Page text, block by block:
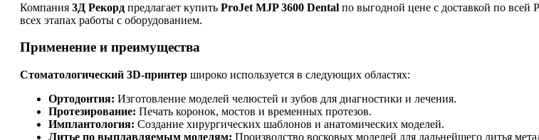
Компания 3Д Рекорд предлагает купить ProJet MJP 3600 Dental по выгодной цене с доставкой по
всех этапах работы с оборудованием.
Применение и преимущества
Стоматологический 3D-принтер широко используется в следующих областях:
Ортодонтия: Изготовление моделей челюстей и зубов для диагностики и лечения.
Протезирование: Печать коронок, мостов и временных протезов.
Имплантология: Создание хирургических шаблонов и анатомических моделей.
Литье по выплавляемым моделям: Производство восковых моделей для дальнейшего литья